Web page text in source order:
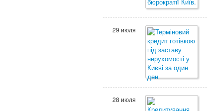
29 июля
28 июля